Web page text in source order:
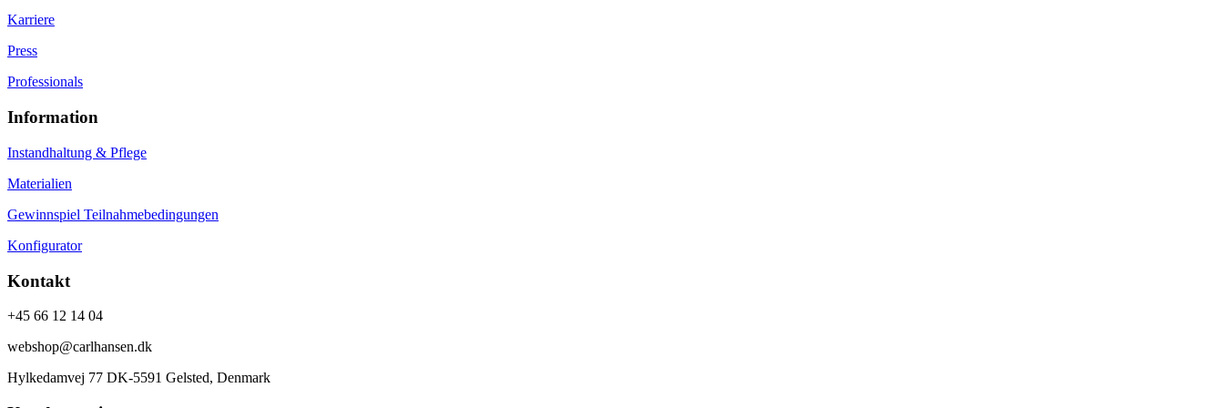
Karriere
Press
Professionals
Information
Instandhaltung & Pflege
Materialien
Gewinnspiel Teilnahmebedingungen
Konfigurator
Kontakt
+45 66 12 14 04
webshop@carlhansen.dk
Hylkedamvej 77 DK-5591 Gelsted, Denmark